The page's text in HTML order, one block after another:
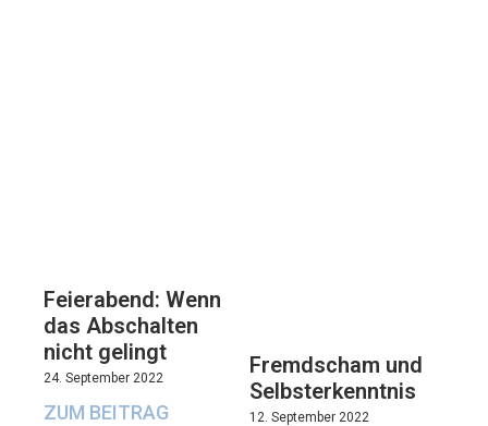
Feierabend: Wenn
das Abschalten
nicht gelingt
24. September 2022
ZUM BEITRAG
Fremdscham und
Selbsterkenntnis
12. September 2022